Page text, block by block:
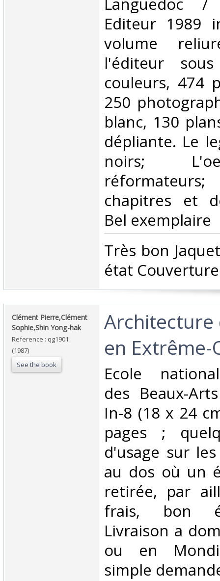
Editeur 1989
volume
l'éditeur
couleurs, 474
250
blanc, 130
dépliante. Le
noirs;
chapitres et
Bel exemplaire ‎
‎Très bon
état
‎Clément Pierre,Clément
Sophie,Shin Yong-hak‎
Reference : qg1901
(1987)
See the book
‎Architecture
en Extrême-
‎Ecole
des Beaux-
In-8 (18 x 24
pages ;
d'usage sur
au dos où un
retirée, par
frais, bon
Livraison a
ou en
simple